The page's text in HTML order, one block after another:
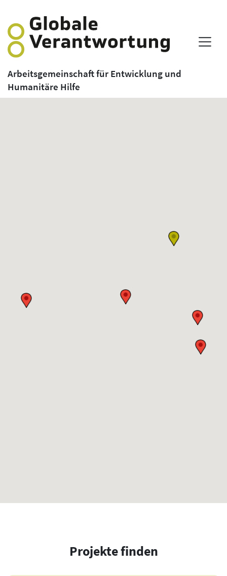
Arbeitsgemeinschaft für Entwicklung und
Humanitäre Hilfe
Projekte finden